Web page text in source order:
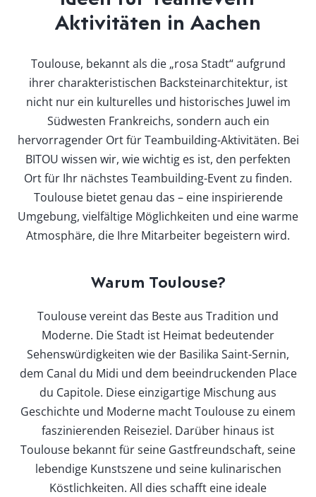
Aktivitäten in Aachen
Toulouse, bekannt als die „rosa Stadt“ aufgrund
ihrer charakteristischen Backsteinarchitektur, ist
nicht nur ein kulturelles und historisches Juwel im
Südwesten Frankreichs, sondern auch ein
hervorragender Ort für Teambuilding-Aktivitäten. Bei
BITOU wissen wir, wie wichtig es ist, den perfekten
Ort für Ihr nächstes Teambuilding-Event zu finden.
Toulouse bietet genau das – eine inspirierende
Umgebung, vielfältige Möglichkeiten und eine warme
Atmosphäre, die Ihre Mitarbeiter begeistern wird.
Warum Toulouse?
Toulouse vereint das Beste aus Tradition und
Moderne. Die Stadt ist Heimat bedeutender
Sehenswürdigkeiten wie der Basilika Saint-Sernin,
dem Canal du Midi und dem beeindruckenden Place
du Capitole. Diese einzigartige Mischung aus
Geschichte und Moderne macht Toulouse zu einem
faszinierenden Reiseziel. Darüber hinaus ist
Toulouse bekannt für seine Gastfreundschaft, seine
lebendige Kunstszene und seine kulinarischen
Köstlichkeiten. All dies schafft eine ideale